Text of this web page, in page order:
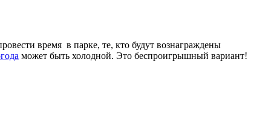
время в парке, те, кто будут вознаграждены
может быть холодной. Это беспроигрышный вариант!